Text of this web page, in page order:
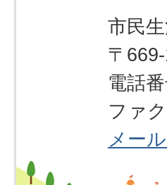
市民
〒
電話
ファ
メー